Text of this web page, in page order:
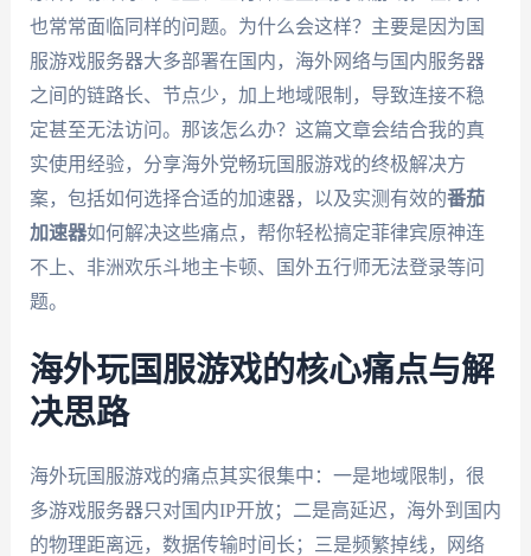
也常常面临同样的问题。为什么会这样？主要是因为国
服游戏服务器大多部署在国内，海外网络与国内服务器
之间的链路长、节点少，加上地域限制，导致连接不稳
定甚至无法访问。那该怎么办？这篇文章会结合我的真
实使用经验，分享海外党畅玩国服游戏的终极解决方
案，包括如何选择合适的加速器，以及实测有效的番茄
加速器如何解决这些痛点，帮你轻松搞定菲律宾原神连
不上、非洲欢乐斗地主卡顿、国外五行师无法登录等问
题。
海外玩国服游戏的核心痛点与解
决思路
海外玩国服游戏的痛点其实很集中：一是地域限制，很
多游戏服务器只对国内IP开放；二是高延迟，海外到国内
的物理距离远，数据传输时间长；三是频繁掉线，网络